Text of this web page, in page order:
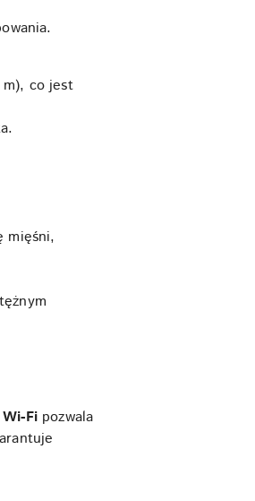
m), co jest
mięśni,
Wi-Fi pozwala